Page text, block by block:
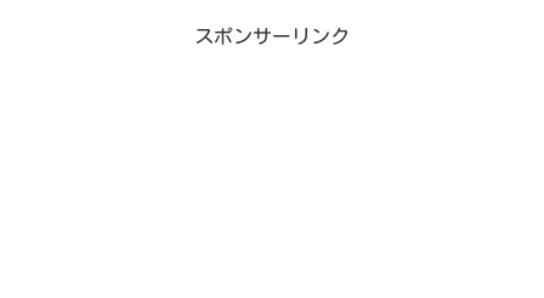
スポンサーリンク